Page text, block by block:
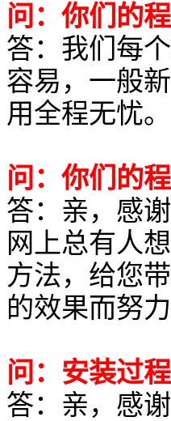
问：你们的
答：我们每
容易，一般
用全程无忧。
问：你们的
答：亲，感
网上总有人
方法，给您
的效果而努力
问：安装过
答：亲，感